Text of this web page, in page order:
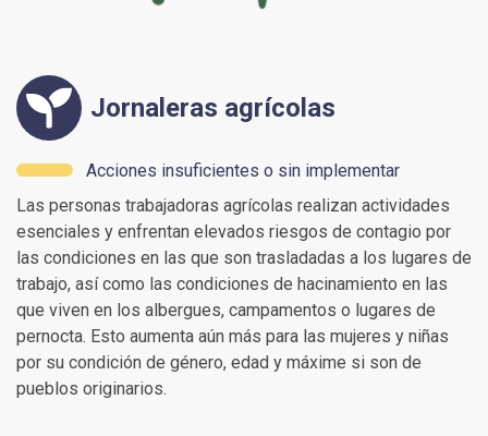
Jornaleras agrícolas
Acciones insuficientes o sin implementar
Las personas trabajadoras agrícolas realizan actividades
esenciales y enfrentan elevados riesgos de contagio por
las condiciones en las que son trasladadas a los lugares de
trabajo, así como las condiciones de hacinamiento en las
que viven en los albergues, campamentos o lugares de
pernocta. Esto aumenta aún más para las mujeres y niñas
por su condición de género, edad y máxime si son de
pueblos originarios.